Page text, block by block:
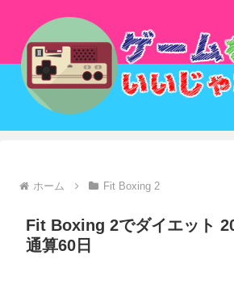
ホーム Fit Boxing 2
Fit Boxing 2でダイエット
通算60日